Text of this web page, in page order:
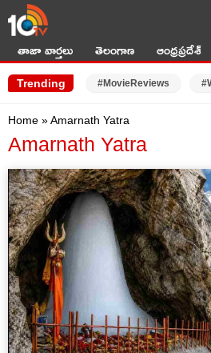
తాజా వార్తలు తెలంగాణ ఆంధ్రప్రదేశ్
Trending #MovieReviews
Home »Amarnath Yatra
Amarnath Yatra